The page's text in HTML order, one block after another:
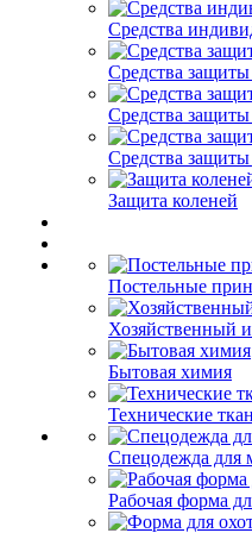
Средства
Средства
Средства защиты
Средства
Защита коленей
Постельные
Хозяйственный
Бытовая химия
Технические
Спецодежда для
Рабочая форма